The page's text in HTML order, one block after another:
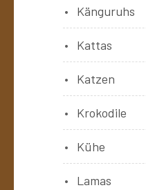
Känguruhs
Kattas
Katzen
Krokodile
Kühe
Lamas